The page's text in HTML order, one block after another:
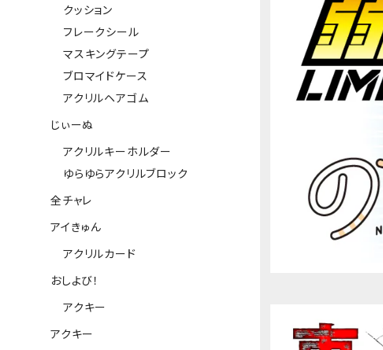
クッション
フレークシール
マスキングテープ
ブロマイドケース
アクリルヘアゴム
じぃーぬ
アクリルキーホルダー
ゆらゆらアクリルブロック
全チャレ
アイきゅん
アクリルカード
おしよび！
アクキー
アクキー